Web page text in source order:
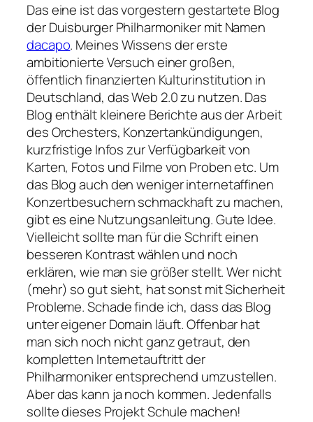
Das eine ist das vorgestern gestartete Blog
der Duisburger Philharmoniker mit Namen
dacapo. Meines Wissens der erste
ambitionierte Versuch einer großen,
öffentlich finanzierten Kulturinstitution in
Deutschland, das Web 2.0 zu nutzen. Das
Blog enthält kleinere Berichte aus der Arbeit
des Orchesters, Konzertankündigungen,
kurzfristige Infos zur Verfügbarkeit von
Karten, Fotos und Filme von Proben etc. Um
das Blog auch den weniger internetaffinen
Konzertbesuchern schmackhaft zu machen,
gibt es eine Nutzungsanleitung. Gute Idee.
Vielleicht sollte man für die Schrift einen
besseren Kontrast wählen und noch
erklären, wie man sie größer stellt. Wer nicht
(mehr) so gut sieht, hat sonst mit Sicherheit
Probleme. Schade finde ich, dass das Blog
unter eigener Domain läuft. Offenbar hat
man sich noch nicht ganz getraut, den
kompletten Internetauftritt der
Philharmoniker entsprechend umzustellen.
Aber das kann ja noch kommen. Jedenfalls
sollte dieses Projekt Schule machen!